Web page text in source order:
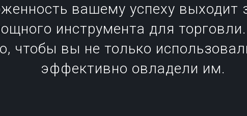
вашему успеху выходит
инструмента для
чтобы вы не только
эффективно овладели им.